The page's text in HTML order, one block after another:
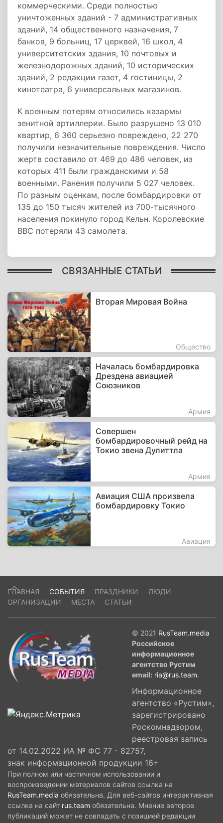
коммерческими. Среди полностью
уничтоженных зданий - 7 административных
зданий, 14 общественного назначения, 7
банков, 9 больниц, 17 церквей, 16 школ, 4
университетских здания, 10 почтовых и
железнодорожных зданий, 10 исторических
зданий, 2 редакции газет, 4 гостиницы, 2
кинотеатра, 6 универсальных магазинов.
К военным потерям относились казармы
зенитной артиллерии. Было разрушено 13 010
квартир, 6 360 серьезно повреждено, 22 270
получили незначительные повреждения. Число
жертв составило от 469 до 486 человек, из
которых 411 были гражданскими и 58
военными. Ранения получили 5 027 человек.
По разным оценкам, после бомбардировки от
135 до 150 тысяч жителей из 700-тысячного
населения покинуло город Кельн. Королевские
ВВС потеряли 43 самолета.
СВЯЗАННЫЕ СТАТЬИ
Вторая Мировая Война
Общество
Началась бомбардировка
Дрездена авиацией
Союзников
Армия
Совершен
бомбардировочный рейд на
Токио звена Дулиттла
Армия
Авиация США произвела
бомбардировку Токио
Авиация
ГЛАВНАЯ СОБЫТИЯ ПРАЗДНИКИ
ЛЮДИ
ОРГАНИЗАЦИИ
МЕСТА СТАТЬИ
© 2021 RusTeam.media
Российское
информационное
агентство Рустим
email: ria@rus.team.
Информационное
агентство «Рустим»,
зарегистрировано
Роскомнадзором,
реестровая запись
от 14.02.2022 ИА № ФС 77 - 82757,
знак информационной продукции 16+
При полном или частичном использовании и
воспроизведении материалов сайтов ссылка на
RusTeam.media обязательна. Для веб-сайтов интерактивная
ссылка на сайт rus.team обязательна. Мнение авторов
публикаций может не совпадать с позицией редакции